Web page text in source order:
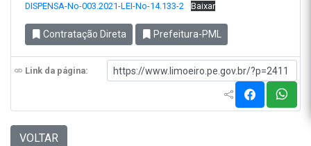
DISPENSA-No-003.2021-LEI-No-14.133-2 Baixar
Contratação Direta Prefeitura-PML
Link da página:
VOLTAR